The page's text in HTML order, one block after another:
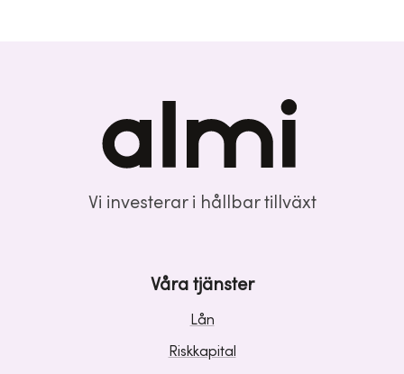
Vi investerar i hållbar tillväxt
Våra tjänster
Lån
Riskkapital